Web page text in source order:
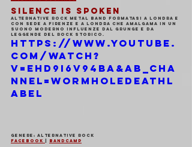
SILENCE IS SPOKEN
Alternative rock metal band formatasi a Londra e
con sede a Firenze e a Londra che amalgama in un
suono moderno influenze dal grunge e da
leggende del rock storico.
https://www.youtube.
com/watch?
v=ehd9i6v94BA&ab_cha
nnel=WormHoleDeathL
abel
Genere: Alternative rock
Facebook
Bandcamp